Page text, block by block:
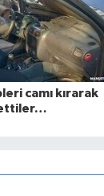
camı kırarak